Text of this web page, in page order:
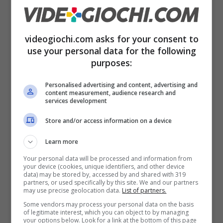
Come al solitol’occasione fa l’uomo ladroe,
stando a quanto emerso in rete, alcuni utenti
starebbero approfittando del servizioper
vendere letteralmente l’accesso al proprio
account con a bordo PS Plus Collection.
Una modalità che permetterebbe così agli
acquirenti, possessori di PS4, di provare e
godersi le 20 perle presenti nella collezione
un prezzo decisamente inferiore rispetto
all’acquisto dei singoli titoli o al pagamento
dell’abbonamento.
In Malesia un giocatore su PS5 ha venduto
videogiochi.com asks for your consent to
use your personal data for the following
purposes:
Personalised advertising and content, advertising and
content measurement, audience research and
services development
Store and/or access information on a device
Learn more
Your personal data will be processed and information from
your device (cookies, unique identifiers, and other device
data) may be stored by, accessed by and shared with 319
partners, or used specifically by this site. We and our partners
may use precise geolocation data. List of partners.
Some vendors may process your personal data on the basis
of legitimate interest, which you can object to by managing
your options below. Look for a link at the bottom of this page